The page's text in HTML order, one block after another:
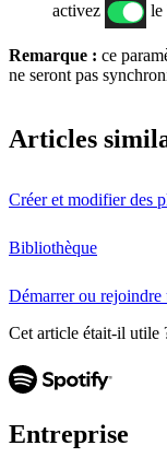
activez
le
Remarque : ce
ne seront pas
Articles
Créer et modifier des
Bibliothèque
Démarrer ou rejoindre
Cet article était-il utile
Entreprise